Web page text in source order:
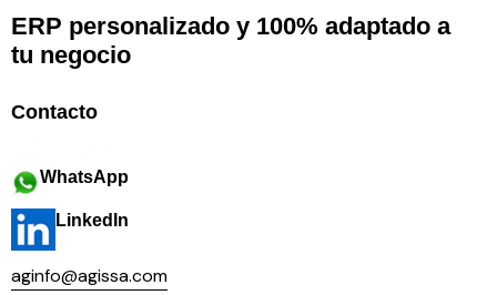
ERP personalizado y 100% adaptado a
tu negocio
Contacto
WhatsApp
LinkedIn
aginfo@agissa.com